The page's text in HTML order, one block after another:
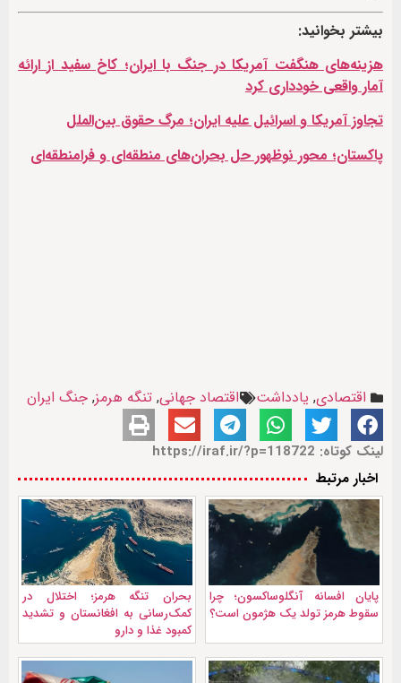
بیشتر بخوانید:
هزینه‌های هنگفت آمریکا در جنگ با ایران؛ کاخ سفید از ارائه
آمار واقعی خودداری کرد
تجاوز آمریکا و اسرائیل علیه ایران؛ مرگ حقوق بین‌الملل
پاکستان؛ محور نوظهور حل بحران‌های منطقه‌ای و فرامنطقه‌ای
اقتصادی, یادداشت اقتصاد جهانی, تنگه هرمز, جنگ ایران
لینک کوتاه: https://iraf.ir/?p=118722
اخبار مرتبط
پایان افسانه آنگلوساکسون؛ چرا
سقوط هرمز تولد یک هژمون است؟
بحران تنگه هرمز؛ اختلال در
کمک‌رسانی به افغانستان و تشدید
کمبود غذا و دارو